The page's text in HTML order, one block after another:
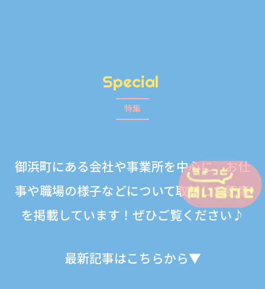
Special
特集
御浜町にある会社や事業所を中心に、お仕
事や職場の様子などについて取材した記事
を掲載しています！ぜひご覧ください♪
最新記事はこちらから▼